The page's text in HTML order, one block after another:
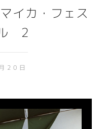
イカ・フェス
2
20日